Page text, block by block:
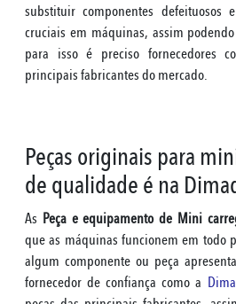
substituir componentes defeituosos
cruciais em máquinas, assim
para isso é preciso fornecedores
principais fabricantes do mercado.
Peças originais para
de qualidade é na
As Peça e equipamento de Mini
que as máquinas funcionem em todo
algum componente ou peça
fornecedor de confiança como a